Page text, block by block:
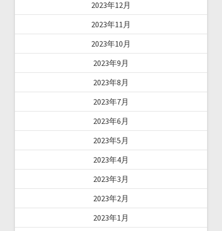
2023年12月
2023年11月
2023年10月
2023年9月
2023年8月
2023年7月
2023年6月
2023年5月
2023年4月
2023年3月
2023年2月
2023年1月